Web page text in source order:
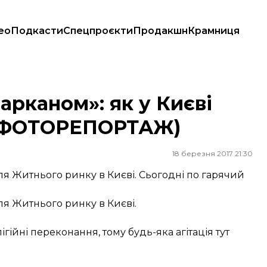
ПодкастиСпецпроєктиПродакшнКрамниця
як у Києві
(ФОТОРЕПОРТАЖ)
18 березня 2017 21:30
Житнього ринку в Києві. Сьогодні по гарячий
Житнього ринку в Києві.
переконання, тому будь-яка агітація тут